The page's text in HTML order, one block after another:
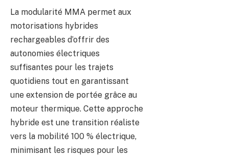
La modularité MMA permet aux
motorisations hybrides
rechargeables d’offrir des
autonomies électriques
suffisantes pour les trajets
quotidiens tout en garantissant
une extension de portée grâce au
moteur thermique. Cette approche
hybride est une transition réaliste
vers la mobilité 100 % électrique,
minimisant les risques pour les